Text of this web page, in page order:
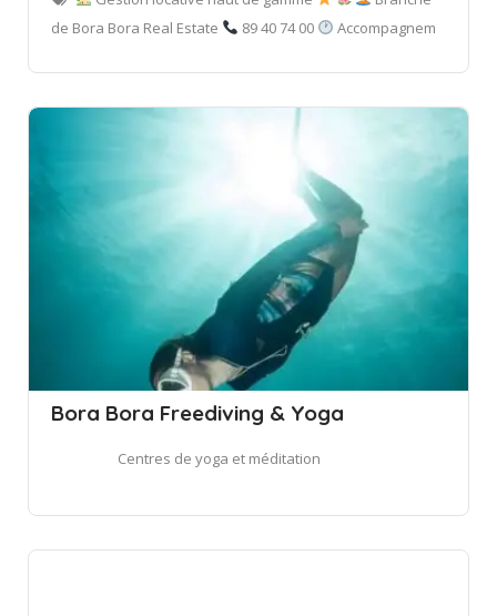
de Bora Bora Real Estate
89 40 74 00 Accompagnem
Bora Bora Freediving & Yoga
Centres de yoga et méditation